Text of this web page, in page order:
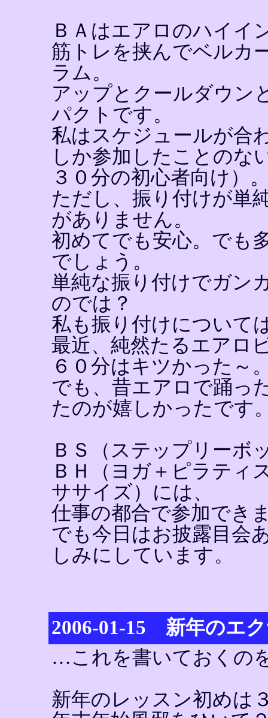
ＢＡはエアロのハイイ
筋トレを挟んでベルカ
ラム。
アップとクールダウン
パクトです。
私はスケジュールが合
しか参加したことのな
３０分の初心者向け）
ただし、振り付けが単
がありません。
初めてでも安心。でも
でしょう。
単純な振り付けでガン
のでは？
私も振り付けについて
最近、純然たるエアロ
６０分はキツかった～
でも、昔エアロで踊っ
たのが嬉しかったです
ＢＳ（ステップリーボ
ＢＨ（ヨガ＋ピラティ
ササイズ）には、
仕事の都合で参加でき
でも今日はお披露目会
しみにしています。
2006-01-15 新年のエ
…これを書いておくの
新年のレッスン初めは